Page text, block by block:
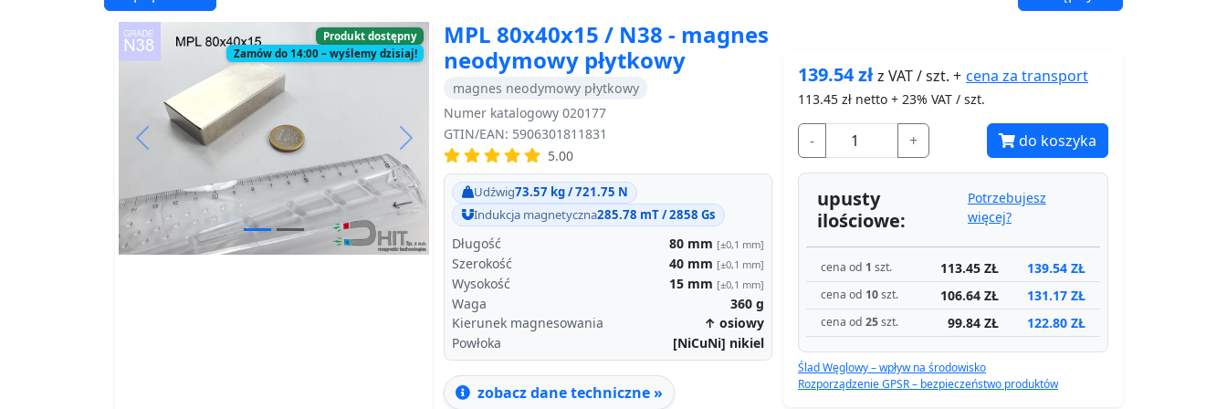
Produkt dostępny
Zamów do 14:00 – wyślemy dzisiaj!
Previous Next
MPL 80x40x15 / N38 - magnes
neodymowy płytkowy
magnes neodymowy płytkowy
Numer katalogowy 020177
GTIN/EAN: 5906301811831
5.00
Udźwig73.57 kg / 721.75 N
Indukcja magnetyczna285.78 mT / 2858 Gs
Długość 80 mm [±0,1 mm]
Szerokość 40 mm [±0,1 mm]
Wysokość 15 mm [±0,1 mm]
Waga 360 g
Kierunek magnesowania
↑ osiowy
Powłoka
[NiCuNi] nikiel
zobacz dane techniczne »
139.54złz VAT / szt. + cena za transport
113.45 zł netto + 23% VAT / szt.
- + do koszyka
upusty
ilościowe:
Potrzebujesz
więcej?
cena od 1 szt. 113.45 ZŁ 139.54 ZŁ
cena od 10szt. 106.64 ZŁ 131.17 ZŁ
cena od 25szt. 99.84 ZŁ 122.80 ZŁ
Ślad Węglowy – wpływ na środowisko
Rozporządzenie GPSR – bezpieczeństwo produktów